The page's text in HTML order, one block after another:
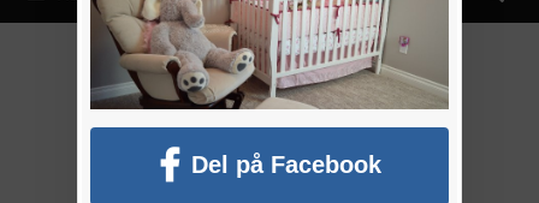
Del på Facebook